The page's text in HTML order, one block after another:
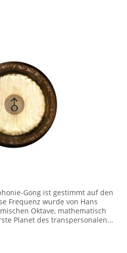
Gong ist gestimmt auf den
Frequenz wurde von Hans
Oktave, mathematisch
Planet des transpersonalen...